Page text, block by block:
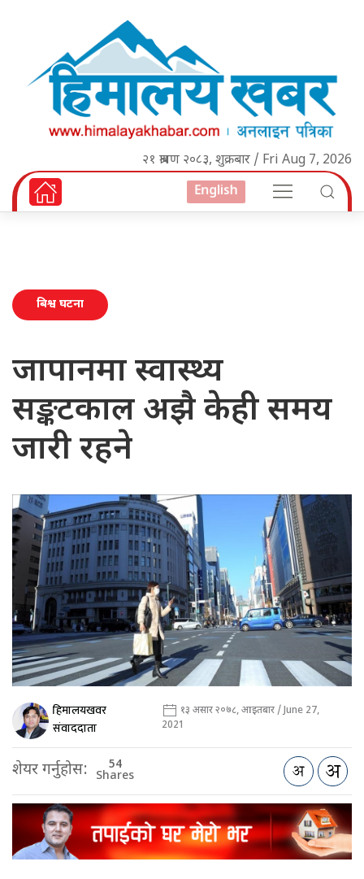
२१ श्रावण २०८३, शुक्रबार / Fri Aug 7, 2026
English
बिश्व घटना
जापानमा स्वास्थ्य
सङ्कटकाल अझै केही समय
जारी रहने
हिमालयखवर
संवाददाता
१३ असार २०७८, आइतबार / June 27,
2021
शेयर गर्नुहोस: 54
Shares